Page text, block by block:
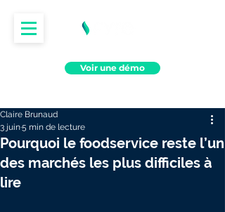
Voir une démo
Pourquoi le foodservice reste l’un
des marchés les plus difficiles à
lire
Claire Brunaud
3 juin5 min de lecture